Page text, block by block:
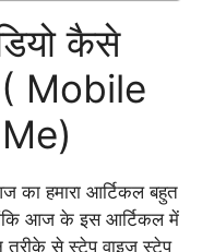
कैसे
Mobile
का हमारा आर्टिकल बहुत
आज के इस आर्टिकल में
से स्टेप वाइज स्टेप